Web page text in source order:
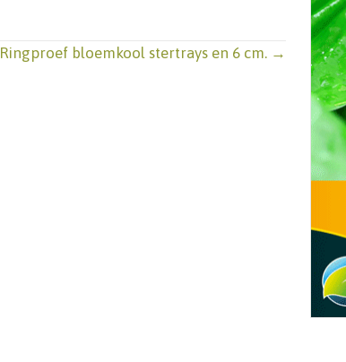
Ringproef bloemkool stertrays en 6 cm. →